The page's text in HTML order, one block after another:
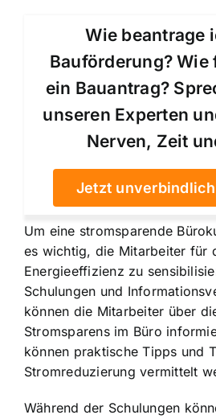
Wie beantrage
Bauförderung?
ein Bauantrag?
unseren Experten
Nerven, Zeit
Jetzt
Um eine stromsparende
es wichtig, die Mitarbeiter für
Energieeffizienz zu
Schulungen und
können die Mitarbeiter über
Stromsparens im Büro
können praktische Tipps und
Stromreduzierung vermittelt
Während der Schulungen